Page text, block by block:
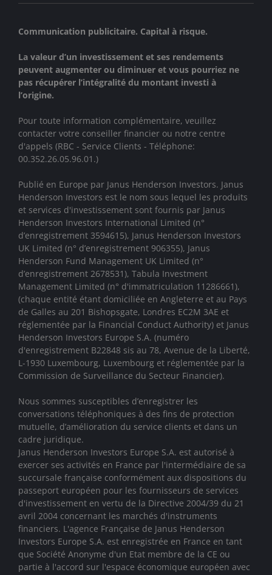
Communication publicitaire. Capital à risque.
La valeur d’un investissement et ses rendements
peuvent augmenter ou diminuer et vous pourriez ne
pas récupérer l’intégralité du montant investi à
l’origine.
Pour toute information complémentaire, veuillez
contacter votre conseiller financier ou notre centre
d'appels (RBC - Service Clients - Téléphone:
00.352.26.05.96.01.)
Publié en Europe par Janus Henderson Investors. Janus
Henderson Investors est le nom sous lequel les produits
et services d'investissement sont fournis par Janus
Henderson Investors International Limited (n°
d’enregistrement 3594615), Janus Henderson Investors
UK Limited (n° d’enregistrement 906355), Janus
Henderson Fund Management UK Limited (n°
d’enregistrement 2678531), Tabula Investment
Management Limited (n° d'immatriculation 11286661),
(chaque entité étant domiciliée en Angleterre et au Pays
de Galles au 201 Bishopsgate, Londres EC2M 3AE et
réglementée par la Financial Conduct Authority) et Janus
Henderson Investors Europe S.A. (numéro
d'enregistrement B22848 sis au 78, Avenue de la Liberté,
L-1930 Luxembourg, Luxembourg et réglementée par la
Commission de Surveillance du Secteur Financier).
Nous sommes susceptibles d’enregistrer les
conversations téléphoniques à des fins de protection
mutuelle, d’amélioration du service clients et dans un
cadre juridique.
Janus Henderson Investors Europe S.A. est autorisé à
exercer ses activités en France par l'intermédiaire de sa
succursale française conformément aux dispositions du
passeport européen pour les fournisseurs de services
d'investissement en vertu de la Directive 2004/39 du 21
avril 2004 concernant les marchés d'instruments
financiers. L'agence Française de Janus Henderson
Investors Europe S.A. est enregistrée en France en tant
que Société Anonyme d'un Etat membre de la CE ou
partie à l'accord sur l'espace économique européen avec